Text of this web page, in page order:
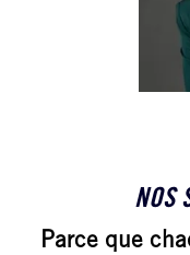
NOS
Parce que